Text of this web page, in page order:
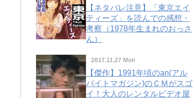
【ネタバレ注意】「東京エイ
ティーズ」を読んでの感想・
考察（1978年生まれのおっさ
ん）
2017.11.27 Mon
【傑作】1991年頃のan(アル
バイトマガジン)のＣＭがスゴ
イ！大人のレンタルビデオ屋